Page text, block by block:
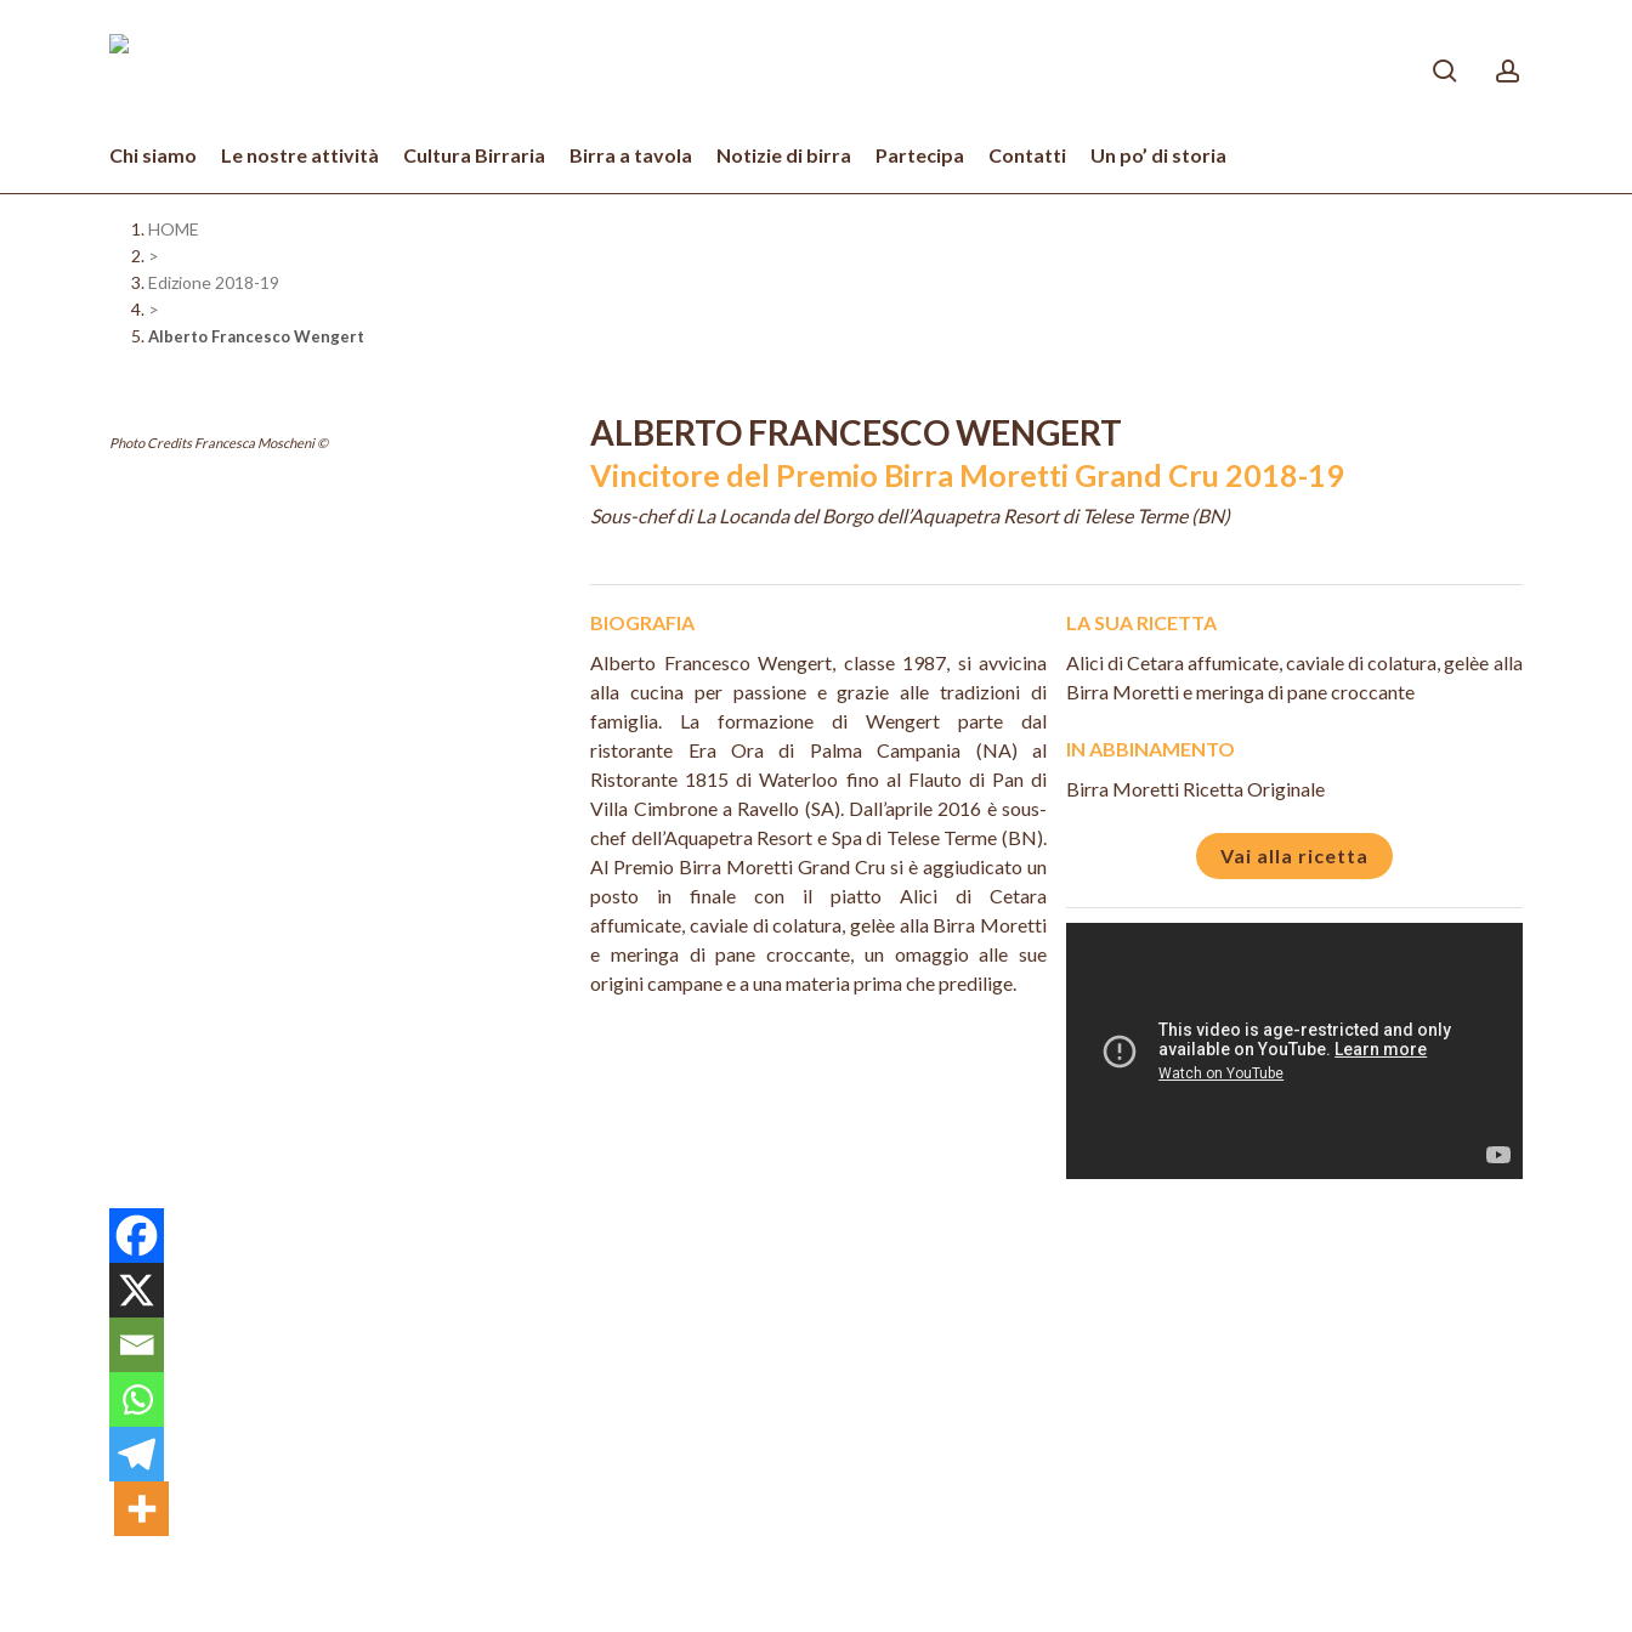
Chi siamo Le nostre attività Cultura Birraria Birra a tavola Notizie di birra Partecipa Contatti Un po’ di storia
search
HOME
>
Edizione 2018-19
>
Alberto Francesco Wengert
Photo Credits Francesca Moscheni © ALBERTO FRANCESCO WENGERT
Vincitore del Premio Birra Moretti Grand Cru 2018-19
Sous-chef di La Locanda del Borgo dell’Aquapetra Resort di Telese Terme (BN)
BIOGRAFIA
Alberto Francesco Wengert, classe 1987, si avvicina
alla cucina per passione e grazie alle tradizioni di
famiglia. La formazione di Wengert parte dal
ristorante Era Ora di Palma Campania (NA) al
Ristorante 1815 di Waterloo fino al Flauto di Pan di
Villa Cimbrone a Ravello (SA). Dall’aprile 2016 è sous-
chef dell’Aquapetra Resort e Spa di Telese Terme (BN).
Al Premio Birra Moretti Grand Cru si è aggiudicato un
posto in finale con il piatto Alici di Cetara
affumicate, caviale di colatura, gelèe alla Birra Moretti
e meringa di pane croccante, un omaggio alle sue
origini campane e a una materia prima che predilige.
LA SUA RICETTA
Alici di Cetara affumicate, caviale di colatura, gelèe alla
Birra Moretti e meringa di pane croccante
IN ABBINAMENTO
Birra Moretti Ricetta Originale
Vai alla ricetta